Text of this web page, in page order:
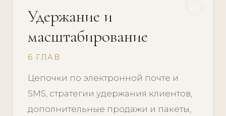
Удержание и
масштабирование
6 ГЛАВ
Цепочки по электронной почте и
SMS, стратегии удержания клиентов,
дополнительные продажи и пакеты,